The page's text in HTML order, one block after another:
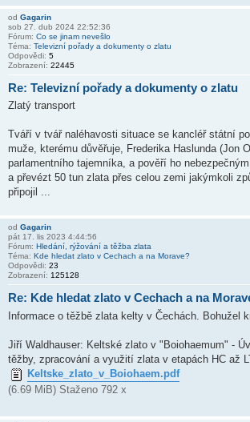
od Gagarin
sob 27. dub 2024 22:52:36
Fórum: Co se jinam nevešlo
Téma: Televizní pořady a dokumenty o zlatu
Odpovědi: 5
Zobrazení: 22445
Re: Televizní pořady a dokumenty o zlatu
Zlatý transport
Tváří v tvář naléhavosti situace se kancléř státní
muže, kterému důvěřuje, Frederika Haslunda (Jon
parlamentního tajemníka, a pověří ho
a převézt 50 tun zlata přes celou zemi jakýmkoli
připojil ...
od Gagarin
pát 17. lis 2023 4:44:56
Fórum: Hledání, rýžování a těžba zlata
Téma: Kde hledat zlato v Cechach a na Morave?
Odpovědi: 23
Zobrazení: 125128
Re: Kde hledat zlato v Cechach a na
Informace o těžbě zlata kelty v Čechách. Bohužel
Jiří Waldhauser: Keltské zlato v "Boiohaemum" -
těžby, zpracování a využití zlata v etapách HC až
Keltske_zlato_v_Boiohaem.pdf
(6.69 MiB) Staženo 792 x